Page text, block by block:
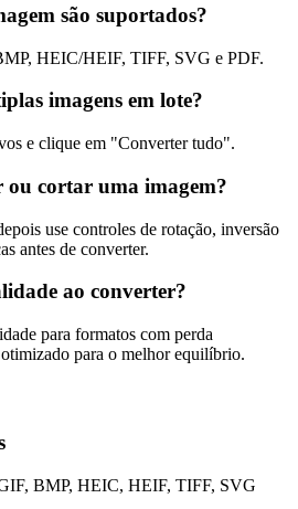
são suportados?
HEIC/HEIF, TIFF, SVG e PDF.
imagens em lote?
e clique em "Converter tudo".
ou cortar uma imagem?
use controles de rotação, inversão
antes de converter.
ao converter?
para formatos com perda
para o melhor equilíbrio.
BMP, HEIC, HEIF, TIFF, SVG